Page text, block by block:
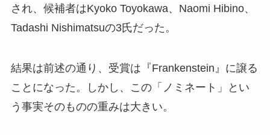
され、候補者はKyoko Toyokawa、Naomi Hibino、
Tadashi Nishimatsuの3氏だった。
結果は前述の通り、受賞は『Frankenstein』に譲る
ことになった。しかし、この「ノミネート」とい
う事実そのものの重みは大きい。